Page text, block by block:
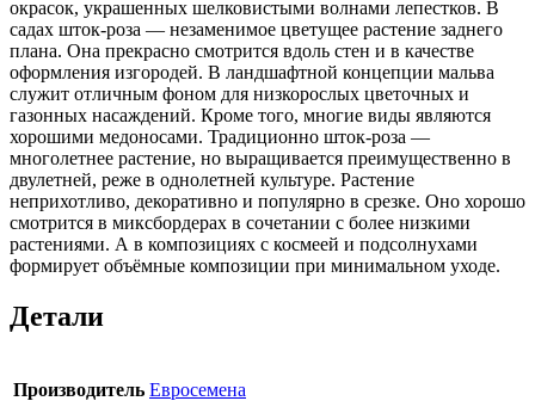
окрасок, украшенных шелковистыми волнами лепестков. В
садах шток‑роза — незаменимое цветущее растение заднего
плана. Она прекрасно смотрится вдоль стен и в качестве
оформления изгородей. В ландшафтной концепции мальва
служит отличным фоном для низкорослых цветочных и
газонных насаждений. Кроме того, многие виды являются
хорошими медоносами. Традиционно шток‑роза —
многолетнее растение, но выращивается преимущественно в
двулетней, реже в однолетней культуре. Растение
неприхотливо, декоративно и популярно в срезке. Оно хорошо
смотрится в миксбордерах в сочетании с более низкими
растениями. А в композициях с космеей и подсолнухами
формирует объёмные композиции при минимальном уходе.
Детали
Производитель Евросемена